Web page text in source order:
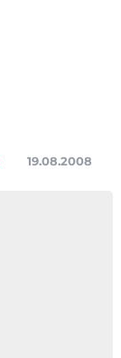
19.08.2008